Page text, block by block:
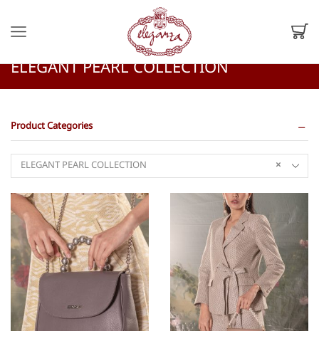
ELEGANT PEARL COLLECTION
Product Categories
×
ELEGANT PEARL COLLECTION